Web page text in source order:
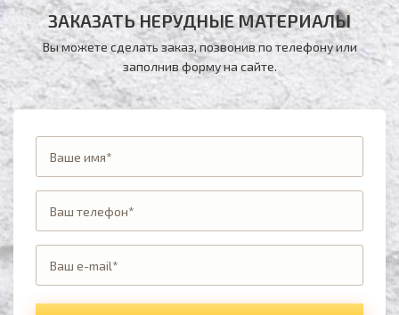
ЗАКАЗАТЬ НЕРУДНЫЕ МАТЕРИАЛЫ
Вы можете сделать заказ, позвонив по телефонуили
заполнив форму на сайте.